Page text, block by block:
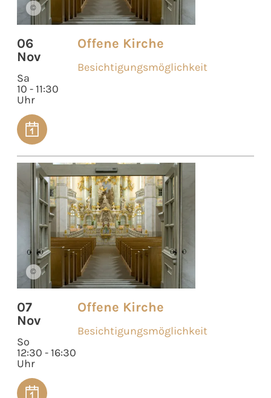
©
06
Nov
Sa
10 - 11:30
Uhr
Offene Kirche
Besichtigungsmöglichkeit
©
07
Nov
So
12:30 - 16:30
Uhr
Offene Kirche
Besichtigungsmöglichkeit